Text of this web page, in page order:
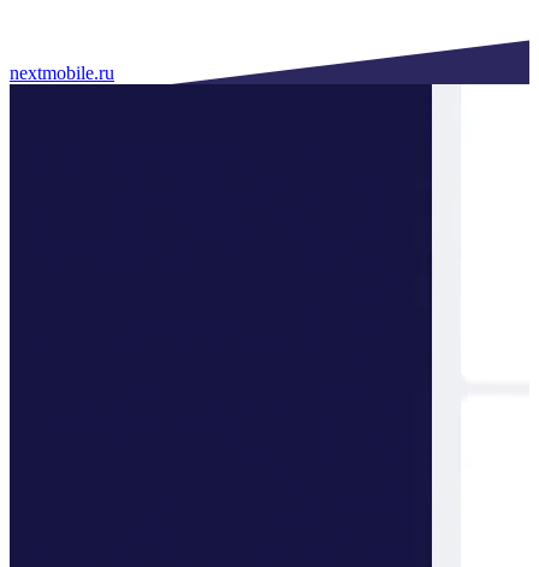
nextmobile.ru